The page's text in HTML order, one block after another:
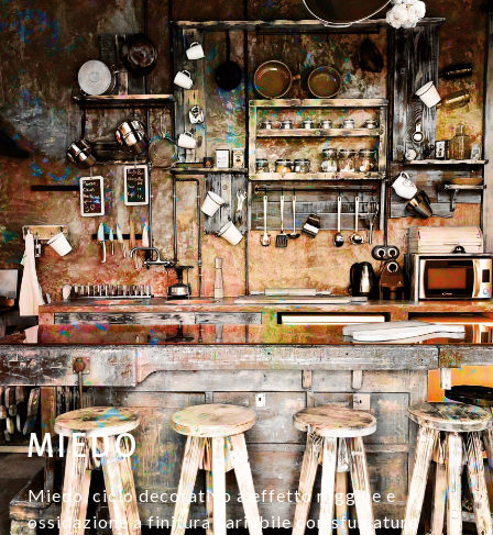
MIEDO
Miedo, ciclo decorativo a effetto ruggine e
ossidazione a finitura variabile con sfumature